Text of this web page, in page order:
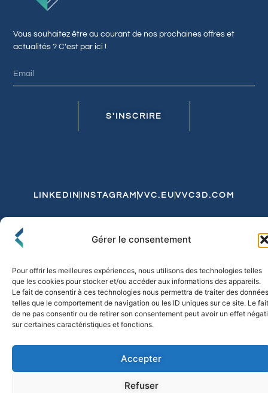
Gérer le consentement
Pour offrir les meilleures expériences, nous utilisons des technologies telles
que les cookies pour stocker et/ou accéder aux informations des appareils.
Le fait de consentir à ces technologies nous permettra de traiter des données
telles que le comportement de navigation ou les ID uniques sur ce site. Le fait
de ne pas consentir ou de retirer son consentement peut avoir un effet
sur certaines caractéristiques et fonctions.
Accepter
Refuser
Vous souhaitez être au courant de nos prochaines offres et
actualités ? C’est par ici !
S'INSCRIRE
LINKEDIN INSTAGRAM VVC.EU VVC3D.COM
Politique de Confidentialité et de CookiesExpédition et Livraison
© 2026 FLO & CO. All Rights Reserved